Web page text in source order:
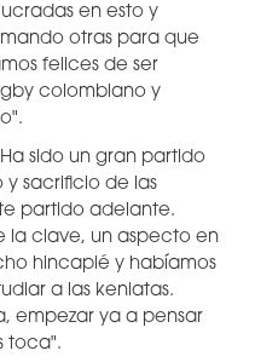
en esto y
otras para que
felices de ser
colombiano y
sido un gran partido
y sacrificio de las
partido adelante.
la clave, un aspecto en
hincapié y habíamos
a las keniatas.
empezar ya a pensar
toca".